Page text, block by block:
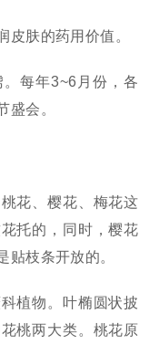
皮肤的药用价值。
每年3~6月份，各
盛会。
花、樱花、梅花这
托的，同时，樱花
贴枝条开放的。
植物。叶椭圆状披
桃两大类。桃花原